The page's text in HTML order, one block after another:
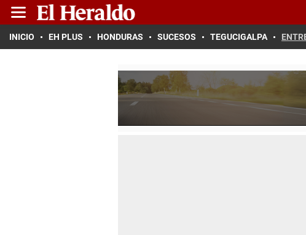
INICIO EH PLUS HONDURAS SUCESOS TEGUCIGALPA